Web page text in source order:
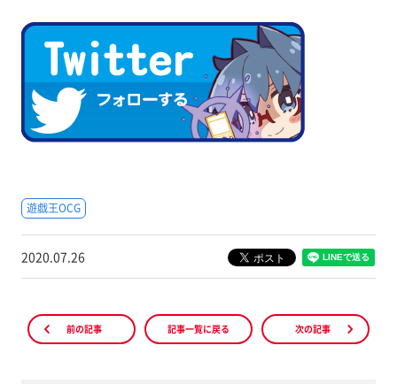
遊戯王OCG
2020.07.26
前の記事 記事一覧に戻る 次の記事